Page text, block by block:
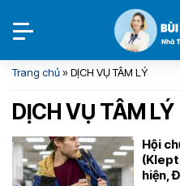
Trang chủ» DỊCH VỤ TÂM LÝ
DỊCH VỤ TÂM LÝ
Hội
hiện,